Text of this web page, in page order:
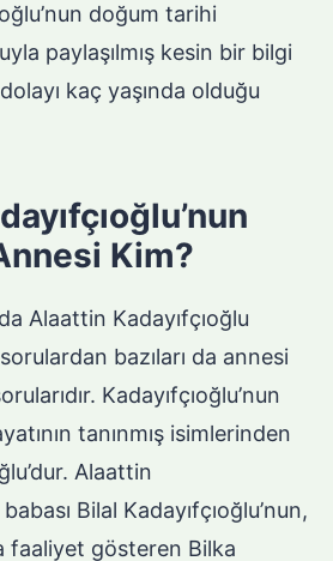
doğum tarihi
paylaşılmış kesin bir bilgi
kaç yaşında olduğu
Kim?
Alaattin Kadayıfçıoğlu
bazıları da annesi
Kadayıfçıoğlu’nun
tanınmış isimlerinden
Alaattin
Bilal Kadayıfçıoğlu’nun,
faaliyet gösteren Bilka